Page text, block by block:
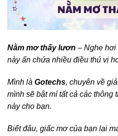
Nằm mơ thấy lươn – Nghe hơi
này ẩn chứa nhiều điều thú vị
Mình là Gotechs, chuyên về
mình sẽ bật mí tất cả các thông
này cho bạn.
Biết đâu, giấc mơ của bạn lại